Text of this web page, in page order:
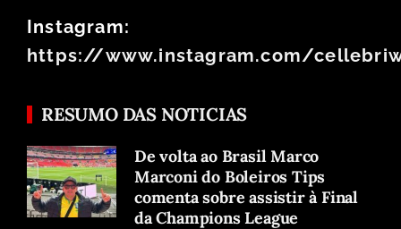
Instagram:
https://www.instagram.com/
RESUMO DAS NOTICIAS
De volta ao Brasil Marco
Marconi do Boleiros Tips
comenta sobre assistir à Final
da Champions League